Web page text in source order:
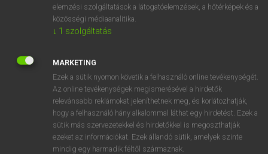
DÍJMENTES ANGOL SZÓTÁR
baby-faced
baby grand
babyhood
elemzési szolgáltatások a látogatóelemzések, a hőtérképek és a
közösségi médiaanalitika.
↓ 1 szolgáltatás
MARKETING
Ezek a sütik nyomon követik a felhasználó online tevékenységét.
Az online tevékenységek megismerésével a hirdetők
relevánsabb reklámokat jeleníthetnek meg, és korlátozhatják,
hogy a felhasználó hány alkalommal láthat egy hirdetést. Ezek a
sütik más szervezetekkel és hirdetőkkel is megoszthatják
ezeket az információkat. Ezek állandó sütik, amelyek szinte
mindig egy harmadik féltől származnak.